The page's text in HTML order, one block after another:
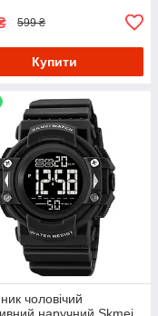
599 ₴
Купити
чоловічий
наручний Skmei